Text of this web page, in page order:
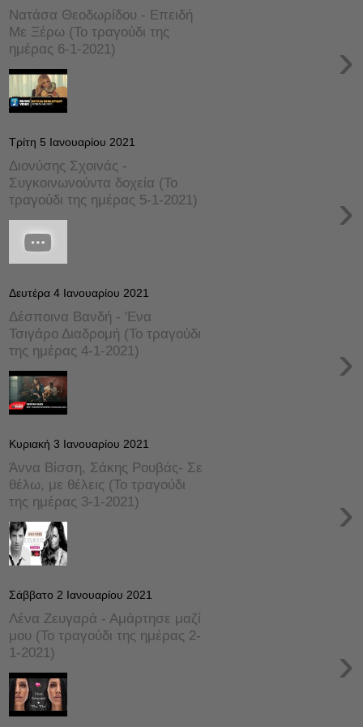
Νατάσα Θεοδωρίδου - Επειδή
Με Ξέρω (Το τραγούδι της
ημέρας 6-1-2021)
›
Τρίτη 5 Ιανουαρίου 2021
Διονύσης Σχοινάς -
Συγκοινωνούντα δοχεία (Το
τραγούδι της ημέρας 5-1-2021)
›
Δευτέρα 4 Ιανουαρίου 2021
Δέσποινα Βανδή - 'Ενα
Τσιγάρο Διαδρομή (Το τραγούδι
της ημέρας 4-1-2021)
›
Κυριακή 3 Ιανουαρίου 2021
Άννα Βίσση, Σάκης Ρουβάς- Σε
θέλω, με θέλεις (Το τραγούδι
της ημέρας 3-1-2021)
›
Σάββατο 2 Ιανουαρίου 2021
Λένα Ζευγαρά - Αμάρτησε μαζί
μου (Το τραγούδι της ημέρας 2-
1-2021)
›